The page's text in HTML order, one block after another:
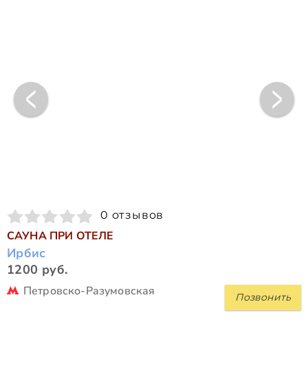
0 отзывов
САУНА ПРИ ОТЕЛЕ
Ирбис
1200 руб.
Позвонить
Петровско-Разумовская